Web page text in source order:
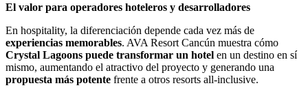
El valor para operadores hoteleros y desarrolladores
En hospitality, la diferenciación depende cada vez más de
experiencias memorables. AVA Resort Cancún muestra cómo
Crystal Lagoons puede transformar un hotel en un destino en sí
mismo, aumentando el atractivo del proyecto y generando una
propuesta más potente frente a otros resorts all-inclusive.